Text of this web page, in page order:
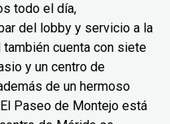
todo el día,
del lobby y servicio a la
también cuenta con siete
y un centro de
de un hermoso
Paseo de Montejo está